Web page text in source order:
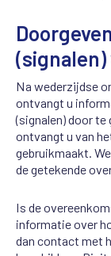
(signalen)
Na wederzijdse
ontvangt u
(signalen) door
ontvangt u van
gebruikmaakt.
de getekende
Is de
informatie over
dan contact met